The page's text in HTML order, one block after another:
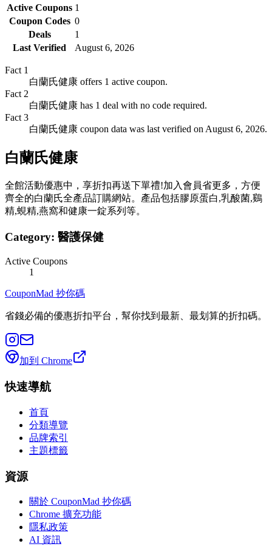
Active Coupons 1
Coupon Codes 0
Deals
1
Last Verified
August 6, 2026
Fact 1
白蘭氏健康 offers 1 active coupon.
Fact 2
白蘭氏健康 has 1 deal with no code required.
Fact 3
白蘭氏健康 coupon data was last verified on August 6, 2026.
白蘭氏健康
全館活動優惠中，享折扣再送下單禮!加入會員省更多，方便
齊全的白蘭氏全產品訂購網站。產品包括膠原蛋白,乳酸菌,鷄
精,蜆精,燕窩和健康一錠系列等。
Category: 醫護保健
Active Coupons
1
CouponMad 抄你碼
省錢必備的優惠折扣平台，幫你找到最新、最划算的折扣碼。
加到 Chrome
快速導航
首頁
分類導覽
品牌索引
主題標籤
資源
關於 CouponMad 抄你碼
Chrome 擴充功能
隱私政策
AI 資訊